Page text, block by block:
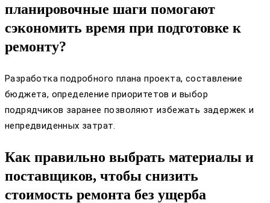
планировочные шаги помогают
сэкономить время при подготовке к
ремонту?
Разработка подробного плана проекта, составление
бюджета, определение приоритетов и выбор
подрядчиков заранее позволяют избежать задержек и
непредвиденных затрат.
Как правильно выбрать материалы и
поставщиков, чтобы снизить
стоимость ремонта без ущерба